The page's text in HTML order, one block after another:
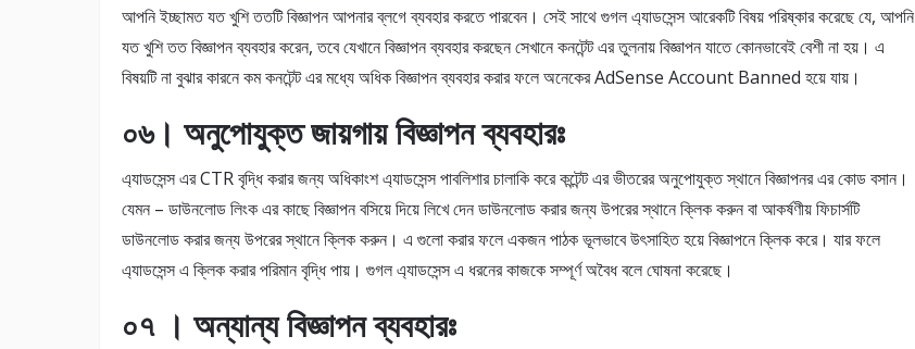
আপনি ইচ্ছামত যত খুশি ততটি বিজ্ঞাপন আপনার ব্লগে ব্যবহার করতে পারবেন। সেই সাথে গুগল এ্যাডসেন্স আরেকটি বিষয় পরিষ্কার করেছে যে, আপনি
যত খুশি তত বিজ্ঞাপন ব্যবহার করেন, তবে যেখানে বিজ্ঞাপন ব্যবহার করছেন সেখানে কনটেন্ট এর তুলনায় বিজ্ঞাপন যাতে কোনভাবেই বেশী না হয়। এ
বিষয়টি না বুঝার কারনে কম কনটেন্ট এর মধ্যে অধিক বিজ্ঞাপন ব্যবহার করার ফলে অনেকের AdSense Account Banned হয়ে যায়।
০৬। অনুপোযুক্ত জায়গায় বিজ্ঞাপন ব্যবহারঃ
এ্যাডসেন্স এর CTR বৃদ্ধি করার জন্য অধিকাংশ এ্যাডসেন্স পাবলিশার চালাকি করে কন্টেন্ট এর ভীতরের অনুপোযুক্ত স্থানে বিজ্ঞাপনর এর কোড বসান।
যেমন – ডাউনলোড লিংক এর কাছে বিজ্ঞাপন বসিয়ে দিয়ে লিখে দেন ডাউনলোড করার জন্য উপরের স্থানে ক্লিক করুন বা আকর্ষণীয় ফিচার্সটি
ডাউনলোড করার জন্য উপরের স্থানে ক্লিক করুন। এ গুলো করার ফলে একজন পাঠক ভূলভাবে উৎসাহিত হয়ে বিজ্ঞাপনে ক্লিক করে। যার ফলে
এ্যাডসেন্স এ ক্লিক করার পরিমান বৃদ্ধি পায়। গুগল এ্যাডসেন্স এ ধরনের কাজকে সম্পূর্ণ অবৈধ বলে ঘোষনা করেছে।
০৭ । অন্যান্য বিজ্ঞাপন ব্যবহারঃ